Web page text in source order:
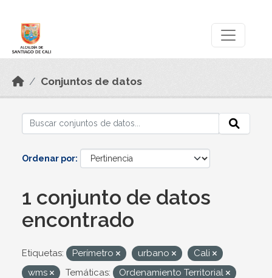
Conjuntos de datos
Ordenar por
1 conjunto de datos
encontrado
Etiquetas: Perímetro urbano
Cali
wms
Temáticas: Ordenamiento Territorial